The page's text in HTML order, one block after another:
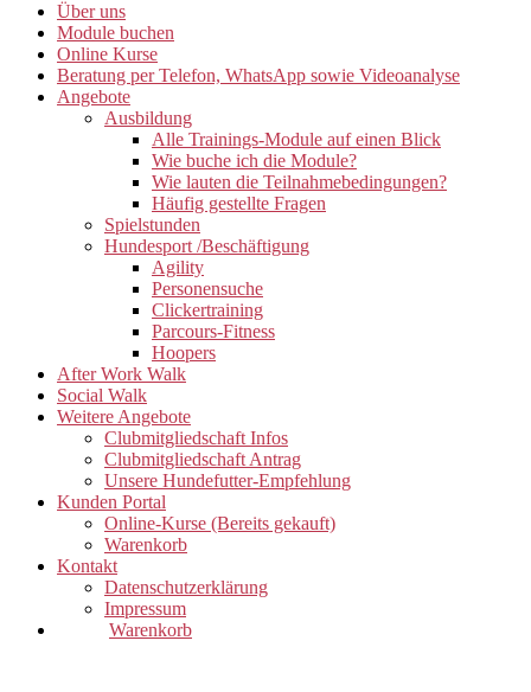
Über uns
Module buchen
Online Kurse
Beratung per Telefon, WhatsApp sowie Videoanalyse
Angebote
Ausbildung
Alle Trainings-Module auf einen Blick
Wie buche ich die Module?
Wie lauten die Teilnahmebedingungen?
Häufig gestellte Fragen
Spielstunden
Hundesport /Beschäftigung
Agility
Personensuche
Clickertraining
Parcours-Fitness
Hoopers
After Work Walk
Social Walk
Weitere Angebote
Clubmitgliedschaft Infos
Clubmitgliedschaft Antrag
Unsere Hundefutter-Empfehlung
Kunden Portal
Online-Kurse (Bereits gekauft)
Warenkorb
Kontakt
Datenschutzerklärung
Impressum
Warenkorb